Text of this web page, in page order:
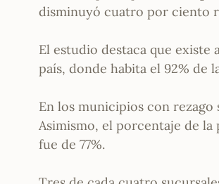
disminuyó cuatro por ciento
El estudio destaca que existe
país, donde habita el 92% de
En los municipios con
Asimismo, el porcentaje de
fue de 77%.